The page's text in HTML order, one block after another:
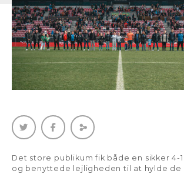
Det store publikum fik både en sikker 4-
og benyttede lejligheden til at hylde de